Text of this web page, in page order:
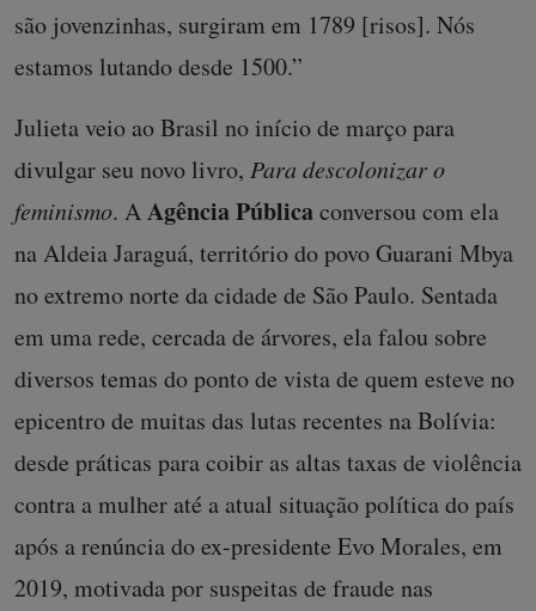
são jovenzinhas, surgiram em 1789 [risos]. Nós
estamos lutando desde 1500.”
Julieta veio ao Brasil no início de março para
divulgar seu novo livro, Para descolonizar o
feminismo. AAgência Públicaconversou com ela
na Aldeia Jaraguá, território do povo Guarani Mbya
no extremo norte da cidade de São Paulo. Sentada
em uma rede, cercada de árvores, ela falou sobre
diversos temas do ponto de vista de quem esteve no
epicentro de muitas das lutas recentes na Bolívia:
desde práticas para coibir as altas taxas de violência
contra a mulher até a atual situação política do país
após a renúncia do ex-presidente Evo Morales, em
2019, motivada por suspeitas de fraude nas